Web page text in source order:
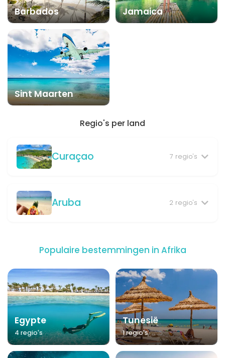
Barbados Jamaica
Sint Maarten
Regio's per land
Curaçao 7 regio's
Aruba 2 regio's
Populaire bestemmingen in Afrika
Egypte
4 regio's
Tunesië
1 regio's